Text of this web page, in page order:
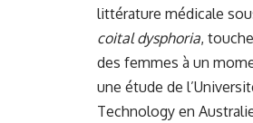
littérature médicale
coital dysphoria,
des femmes à un
une étude de
Technology en